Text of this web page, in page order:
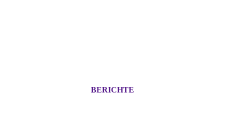
BERICHTE